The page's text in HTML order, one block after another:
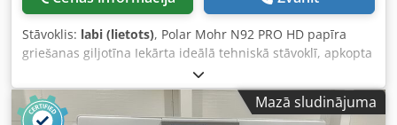
grieziens bez metāla loksnes zem spiediena sijas: 20 mm
asmens mehāniskā efektivitāte: 44 cikli/min Piestātnes
vadotne: virs darba galda Galvenā motora jauda: 4,5kW
Neto svars: 3410 kg Iekārta aprīkota ar rezerves nazi,
balststieņiem, spiediena plati, dokumentāciju,
instrumentiem un konveijera lenti.
Stāvoklis: labi (lietots), Polar Mohr N92 PRO HD papīra
griešanas giljotīna Iekārta ideālā tehniskā stāvoklī, apkopta
un gatava darbam. Dkjdpozph Rasfx Ah Asr Ražošanas
gads: 2021. Nepieredzēts modelis tirgū. Griešanas
vizualizācija monitorā. Tehniskā specifikācija: Griešanas
Mazā sludinājuma